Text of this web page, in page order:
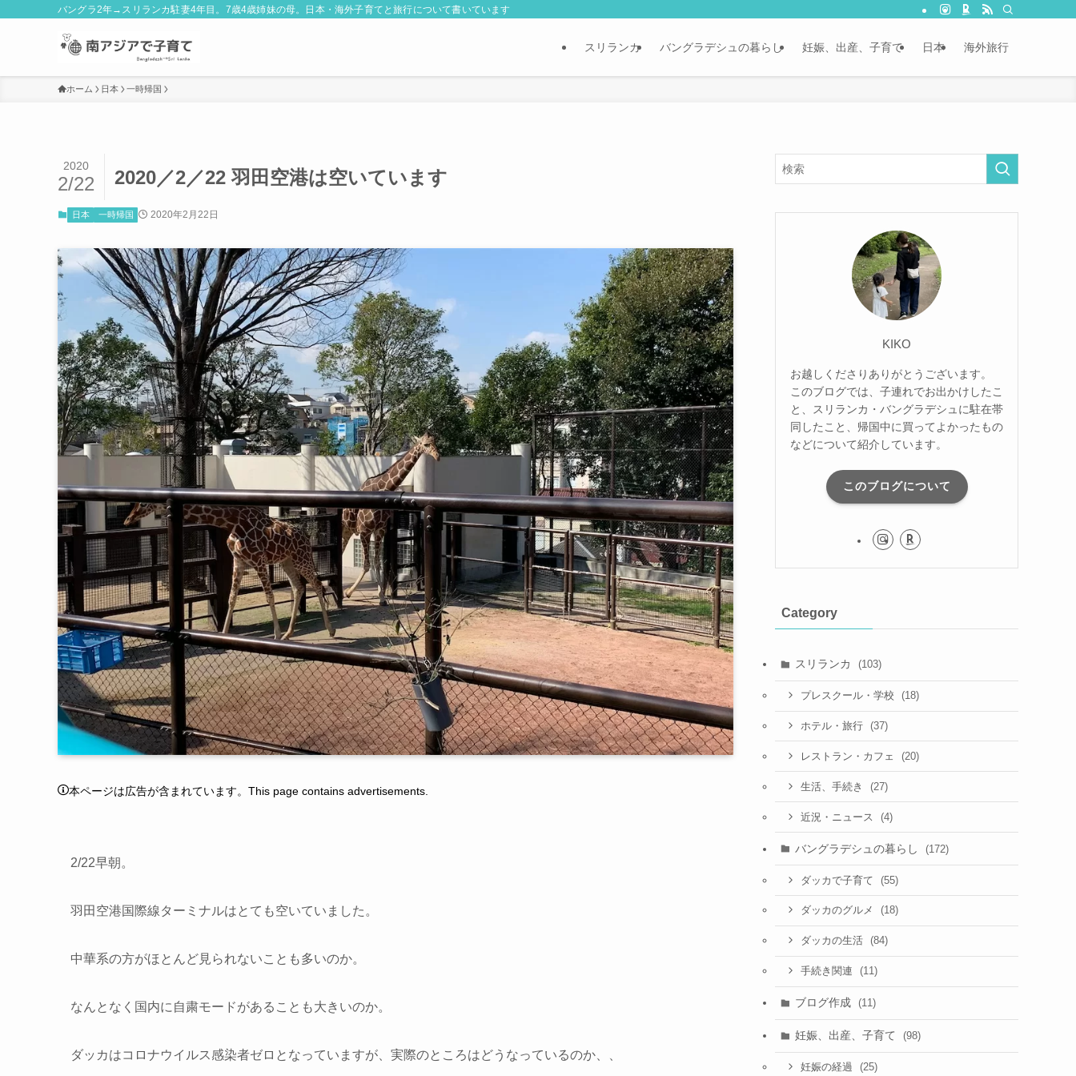
バングラ2年→スリランカ駐妻4年目。7歳4歳姉妹の母。日本・海外子育てと旅行について書いています
スリランカ バングラデシュの暮らし 妊娠、出産、子育て 日本 海外旅行
ホーム 日本 一時帰国
2020／2／22 羽田空港は空いています
2020
2/22
日本 一時帰国 2020年2月22日
本ページは広告が含まれています。This page contains advertisements.
2/22早朝。
羽田空港国際線ターミナルはとても空いていました。
中華系の方がほとんど見られないことも多いのか。
なんとなく国内に自粛モードがあることも大きいのか。
ダッカはコロナウイルス感染者ゼロとなっていますが、実際のところはどうなっているのか、、
KIKO
お越しくださりありがとうございます。
このブログでは、子連れでお出かけしたこ
と、スリランカ・バングラデシュに駐在帯
同したこと、帰国中に買ってよかったもの
などについて紹介しています。
このブログについて
Category
スリランカ (103)
プレスクール・学校 (18)
ホテル・旅行 (37)
レストラン・カフェ (20)
生活、手続き (27)
近況・ニュース (4)
バングラデシュの暮らし (172)
ダッカで子育て (55)
ダッカのグルメ (18)
ダッカの生活 (84)
手続き関連 (11)
ブログ作成 (11)
妊娠、出産、子育て (98)
妊娠の経過 (25)